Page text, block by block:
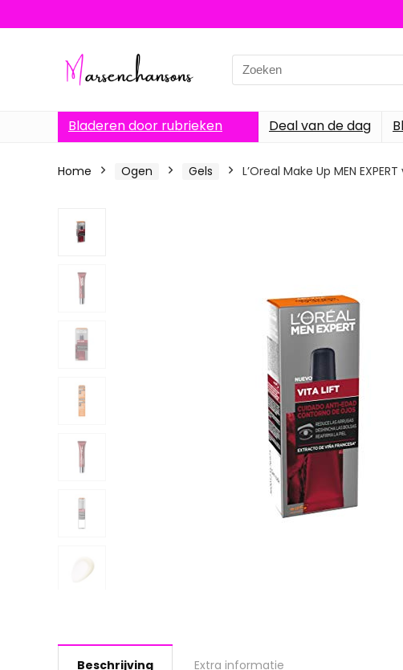
Search
for:
Bladeren door rubrieken Deal van de dag
Home Ogen Gels L’Oreal Make Up MEN
Beschrijving Extra informatie